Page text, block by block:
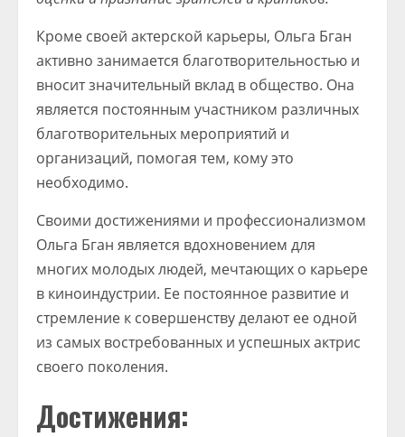
Кроме своей актерской карьеры, Ольга Бган
активно занимается благотворительностью и
вносит значительный вклад в общество. Она
является постоянным участником различных
благотворительных мероприятий и
организаций, помогая тем, кому это
необходимо.
Своими достижениями и профессионализмом
Ольга Бган является вдохновением для
многих молодых людей, мечтающих о карьере
в киноиндустрии. Ее постоянное развитие и
стремление к совершенству делают ее одной
из самых востребованных и успешных актрис
своего поколения.
Достижения: